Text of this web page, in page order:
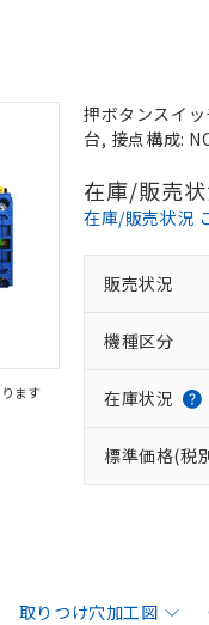
ます
押ボタンスイ
台, 接点構成:
在庫/販売
在庫/販売状況
販売状況
機種区分
在庫状況
標準価格(税
取りつけ穴加工図